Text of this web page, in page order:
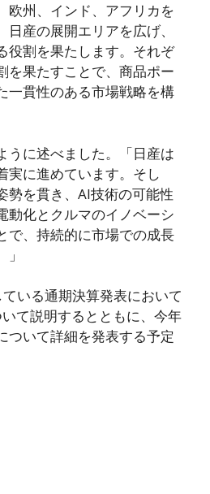
欧州、インド、アフリカを
産の展開エリアを広げ、
役割を果たします。それぞ
を果たすことで、商品ポー
一貫性のある市場戦略を構
うに述べました。「日産は
実に進めています。そし
勢を貫き、AI技術の可能性
動化とクルマのイノベーシ
で、持続的に市場での成長
いる通期決算発表において
て説明するとともに、今年
ついて詳細を発表する予定